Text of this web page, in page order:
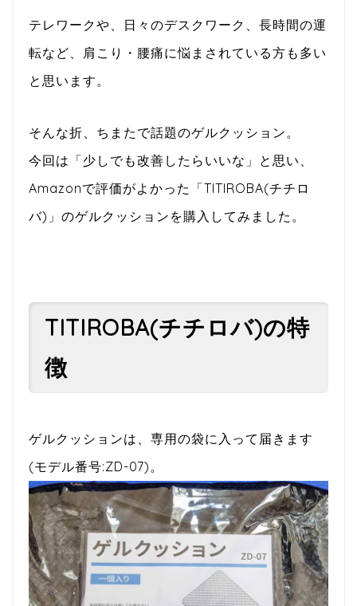
テレワークや、日々のデスクワーク、長時間の運
転など、肩こり・腰痛に悩まされている方も多い
と思います。
そんな折、ちまたで話題のゲルクッション。
今回は「少しでも改善したらいいな」と思い、
Amazonで評価がよかった「TITIROBA(チチロ
バ)」のゲルクッションを購入してみました。
TITIROBA(チチロバ)の特
徴
ゲルクッションは、専用の袋に入って届きます
(モデル番号:ZD-07)。